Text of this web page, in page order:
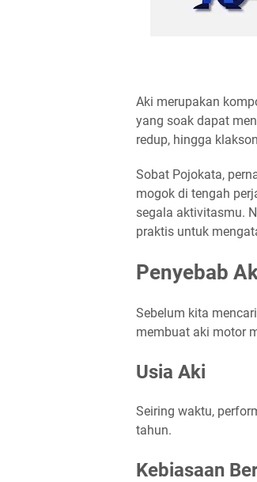
Aki merupakan
yang soak dapat
redup, hingga
Sobat Pojokata,
mogok di tengah
segala aktivitasmu.
praktis untuk
Penyebab
Sebelum kita
membuat aki motor
Usia Aki
Seiring waktu,
tahun.
Kebiasaan